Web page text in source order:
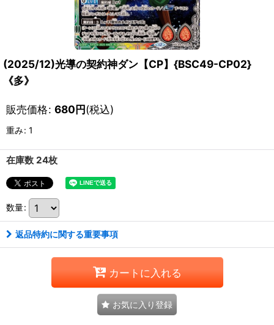
(2025/12)光導の契約神ダン【CP】{BSC49-CP02}
《多》
販売価格: 680円(税込)
重み: 1
在庫数 24枚
数量:
返品特約に関する重要事項
カートに入れる
お気に入り登録